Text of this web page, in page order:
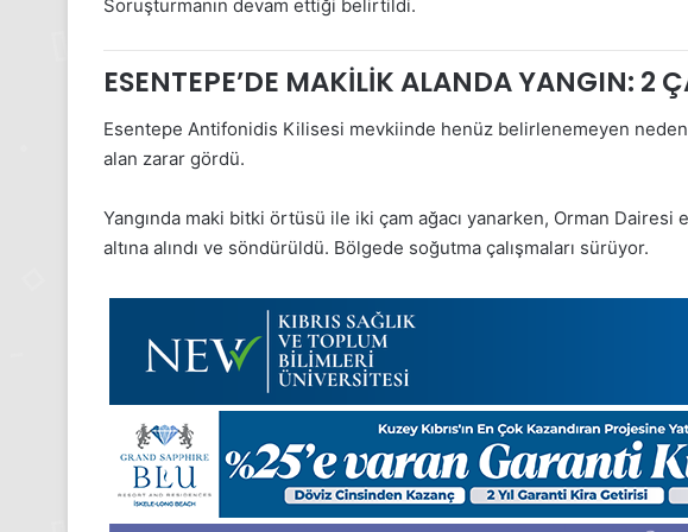
Soruşturmanın devam ettiği belirtildi.
ESENTEPE’DE MAKİLİK ALANDA YANGIN: 2
Esentepe Antifonidis Kilisesi mevkiinde henüz belirlenemeyen
alan zarar gördü.
Yangında maki bitki örtüsü ile iki çam ağacı yanarken, Orman
altına alındı ve söndürüldü. Bölgede soğutma çalışmaları sürüyor.
2025, Gıynık
Aralık
Gıynık
manşetleri
Medya manşetleri